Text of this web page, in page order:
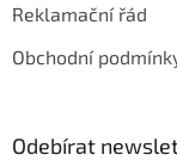
Reklamační řád
Obchodní
Odebírat